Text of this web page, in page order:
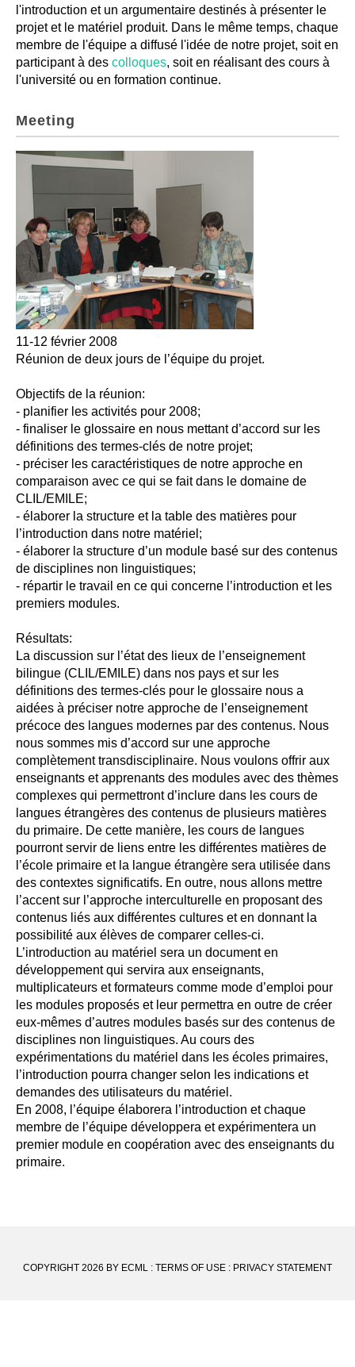
l'introduction et un argumentaire destinés à présenter le
projet et le matériel produit. Dans le même temps, chaque
membre de l'équipe a diffusé l'idée de notre projet, soit en
participant à des colloques, soit en réalisant des cours à
l'université ou en formation continue.
Meeting
11-12 février 2008
Réunion de deux jours de l’équipe du projet.
Objectifs de la réunion:
- planifier les activités pour 2008;
- finaliser le glossaire en nous mettant d’accord sur les
définitions des termes-clés de notre projet;
- préciser les caractéristiques de notre approche en
comparaison avec ce qui se fait dans le domaine de
CLIL/EMILE;
- élaborer la structure et la table des matières pour
l’introduction dans notre matériel;
- élaborer la structure d’un module basé sur des contenus
de disciplines non linguistiques;
- répartir le travail en ce qui concerne l’introduction et les
premiers modules.
Résultats:
La discussion sur l’état des lieux de l’enseignement
bilingue (CLIL/EMILE) dans nos pays et sur les
définitions des termes-clés pour le glossaire nous a
aidées à préciser notre approche de l’enseignement
précoce des langues modernes par des contenus. Nous
nous sommes mis d’accord sur une approche
complètement transdisciplinaire. Nous voulons offrir aux
enseignants et apprenants des modules avec des thèmes
complexes qui permettront d’inclure dans les cours de
langues étrangères des contenus de plusieurs matières
du primaire. De cette manière, les cours de langues
pourront servir de liens entre les différentes matières de
l’école primaire et la langue étrangère sera utilisée dans
des contextes significatifs. En outre, nous allons mettre
l’accent sur l’approche interculturelle en proposant des
contenus liés aux différentes cultures et en donnant la
possibilité aux élèves de comparer celles-ci.
L’introduction au matériel sera un document en
développement qui servira aux enseignants,
multiplicateurs et formateurs comme mode d’emploi pour
les modules proposés et leur permettra en outre de créer
eux-mêmes d’autres modules basés sur des contenus de
disciplines non linguistiques. Au cours des
expérimentations du matériel dans les écoles primaires,
l’introduction pourra changer selon les indications et
demandes des utilisateurs du matériel.
En 2008, l’équipe élaborera l’introduction et chaque
membre de l’équipe développera et expérimentera un
premier module en coopération avec des enseignants du
primaire.
COPYRIGHT 2026 BY ECML : TERMS OF USE : PRIVACY STATEMENT